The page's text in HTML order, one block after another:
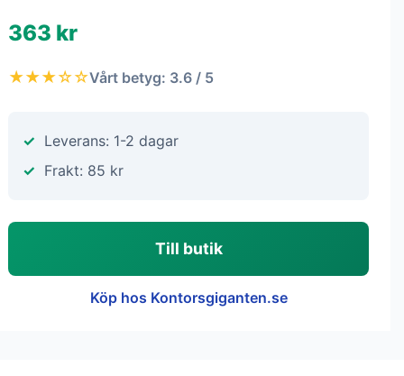
363 kr
★★★☆☆Vårt betyg: 3.6 / 5
Leverans: 1-2 dagar
Frakt: 85 kr
Till butik
Köp hos Kontorsgiganten.se